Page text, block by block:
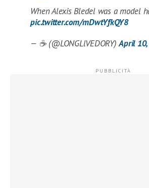
When Alexis Bledel was a model
pic.twitter.com/mDwtYfkQY8
— ☕️ (@LONGLlVEDORY)April